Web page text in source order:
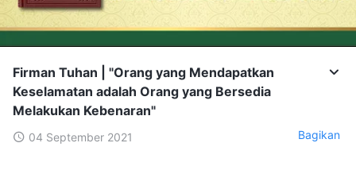
Firman Tuhan | "Orang yang Mendapatkan
Keselamatan adalah Orang yang Bersedia
Melakukan Kebenaran"
04 September 2021 Bagikan